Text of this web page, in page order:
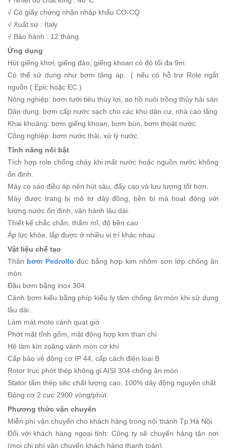
√ Có giấy chứng nhận nhập khẩu CO-CQ
√ Xuất sứ : Italy
√ Bảo hành : 12 tháng.
Ứng dụng
Hút giếng khơi, giếng đào, giếng khoan có độ tối đa 9m.
Có thể sử dụng như bơm tăng áp.. ( nếu có hỗ trợ Role ngắt
nguồn ( Epic hoặc EC )
Nông nghiệp: bơm tưới tiêu thủy lợi, ao hồ nuôi trồng thủy hải sản
Dân dụng: bơm cấp nước sạch cho các khu dân cư, nhà cao tầng
Khai khoáng: bơm giếng khoan, bơm bùn, bơm thoát nước.
Công nghiệp: bơm nước thải, xử lý nước
Tính năng nổi bật
Tích hợp role chống cháy khi mất nước hoặc nguồn nước không
ổn định.
Máy có sáo điều áp nên hút sâu, đẩy cao và lưu lượng tốt hơn.
Máy được trang bị mô tơ dây đồng, bền bỉ mà hoạt động với
lượng nước ổn định, vận hành lâu dài.
Thiết kế chắc chắn, thẩm mĩ, độ bền cao
Áp lực khỏe, lắp được ở nhiều vị trí khác nhau
Vật liệu chế tạo
Thân bơm Pedrollo đúc bằng hợp kim nhôm sơn lớp chống ăn
mòn
Đầu bơm bằng inox 304.
Cánh bơm kiểu bằng phíp kiểu ly tâm chống ăn mòn khi sử dụng
lâu dài..
Làm mát moto cánh quạt gió
Phớt mặt tĩnh gốm, mặt động hợp kim than chì
Hệ làm kín zoăng vành mòn cơ khí
Cấp bảo vệ động cơ IP 44, cấp cách điện loại B
Rotor trục phớt thép không gỉ AISI 304 chống ăn mòn
Stator tấm thép silic chất lượng cao, 100% dây đồng nguyên chất
Động cơ 2 cực 2900 vòng/phút.
Phương thức vận chuyển
Miễn phí vận chuyển cho khách hàng trong nội thành Tp.Hà Nội.
Đối với khách hàng ngoại tỉnh: Công ty sẽ chuyển hàng tận nơi
(mọi chi phí vận chuyển khách hàng thanh toán).